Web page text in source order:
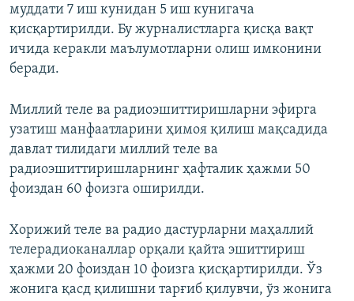
муддати 7 иш кунидан 5 иш кунигача
қисқартирилди. Бу журналистларга қисқа вақт
ичида керакли маълумотларни олиш имконини
беради.
Миллий теле ва радиоэшиттиришларни эфирга
узатиш манфаатларини ҳимоя қилиш мақсадида
давлат тилидаги миллий теле ва
радиоэшиттиришларнинг ҳафталик ҳажми 50
фоиздан 60 фоизга оширилди.
Хорижий теле ва радио дастурларни маҳаллий
телерадиоканаллар орқали қайта эшиттириш
ҳажми 20 фоиздан 10 фоизга қисқартирилди. Ўз
жонига қасд қилишни тарғиб қилувчи, ўз жонига